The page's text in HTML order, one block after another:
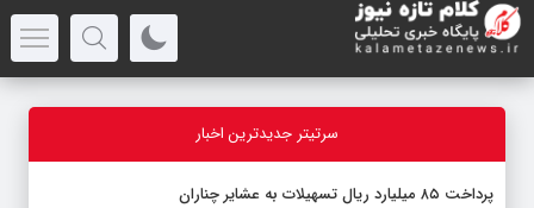
سرتیتر جدیدترین اخبار
پرداخت ۸۵ میلیارد ریال تسهیلات به عشایر چناران